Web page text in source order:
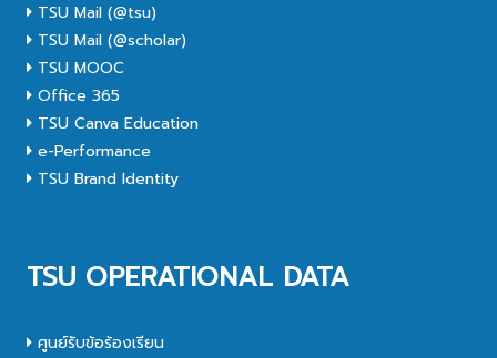
TSU Mail (@tsu)
TSU Mail (@scholar)
TSU MOOC
Office 365
TSU Canva Education
e-Performance
TSU Brand Identity
TSU OPERATIONAL DATA
ศูนย์รับข้อร้องเรียน